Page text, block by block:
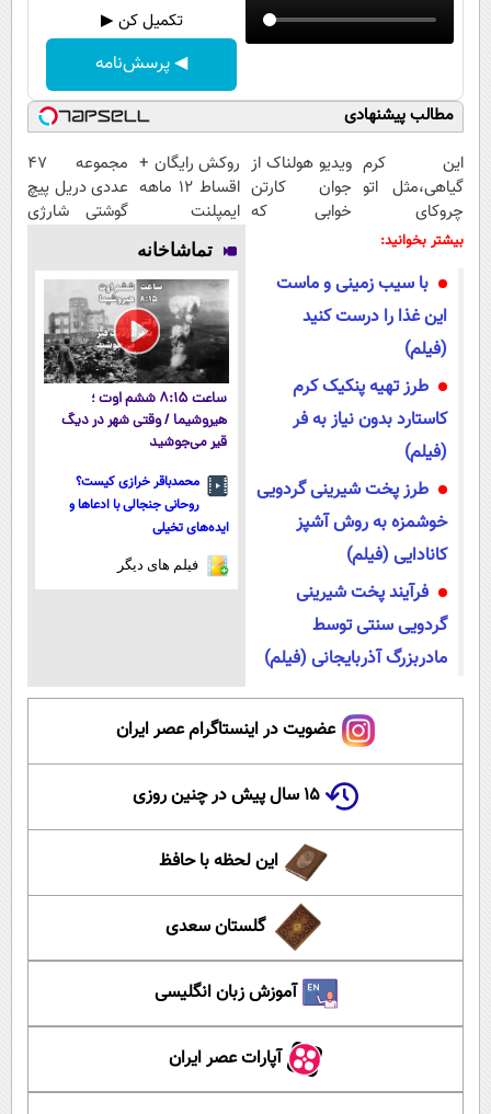
تکمیل کن ▶
◀ پرسش‌نامه
مطالب پیشنهادی
این کرم
گیاهی،مثل اتو
چروکای
پوستتوصاف
ویدیو هولناک از
جوان کارتن
خوابی که
روکش رایگان +
اقساط ۱۲ ماهه
ایمپلنت
مجموعه 47
عددی دریل پیچ
گوشتی شارژی
بیشتر بخوانید:
با سیب زمینی و ماست
این غذا را درست کنید
(فیلم)
طرز تهیه پنکیک کرم
کاستارد بدون نیاز به فر
(فیلم)
طرز پخت شیرینی گردویی
خوشمزه به روش آشپز
کانادایی (فیلم)
فرآیند پخت شیرینی
گردویی سنتی توسط
مادربزرگ آذربایجانی (فیلم)
تماشاخانه
ساعت ۸:۱۵ ششم اوت ؛
هیروشیما / وقتی شهر در دیگ
قیر می‌جوشید
محمدباقر خرازی کیست؟
روحانی جنجالی با ادعاها و
ایده‌های تخیلی
فیلم های دیگر
عضویت در اینستاگرام عصر ایران
۱۵ سال پیش در چنین روزی
این لحظه با حافظ
گلستان سعدی
آموزش زبان انگلیسی
آپارات عصر ایران